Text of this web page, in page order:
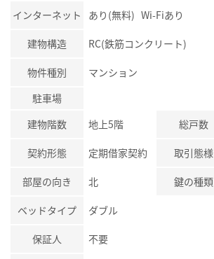
インターネット あり(無料) Wi-Fiあり
建物構造 RC(鉄筋コンクリート)
物件種別
マンション
駐車場
建物階数
地上5階 総戸数
契約形態 定期借家契約 取引態様
部屋の向き 北 鍵の種類
ベッドタイプ ダブル
保証人 不要